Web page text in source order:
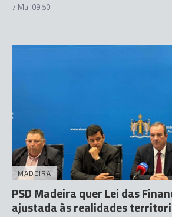
7 Mai 09:50
MADEIRA
PSD Madeira quer Lei das
ajustada às realidades